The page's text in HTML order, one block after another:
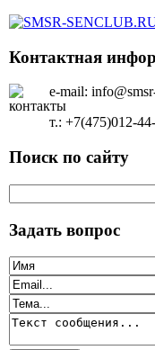
Контактная
e-mail:
т.: +7(475)012-
Поиск по сайту
Задать вопрос